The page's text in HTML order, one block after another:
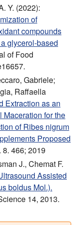
Y. (2022):
of
compounds
glycerol-based
of Food
Gabriele;
Raffaella
Extraction as an
Maceration for the
of Ribes nigrum
Proposed
8. 466; 2019
J., Chemat F.
Assisted
boldus Mol.).
14, 2013.